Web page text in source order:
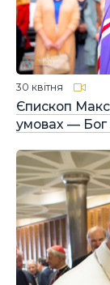
Єпископ
умовах — Бог
30 квітня